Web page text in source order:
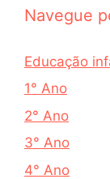
Navegue
Educação
1° Ano
2° Ano
3° Ano
4° Ano